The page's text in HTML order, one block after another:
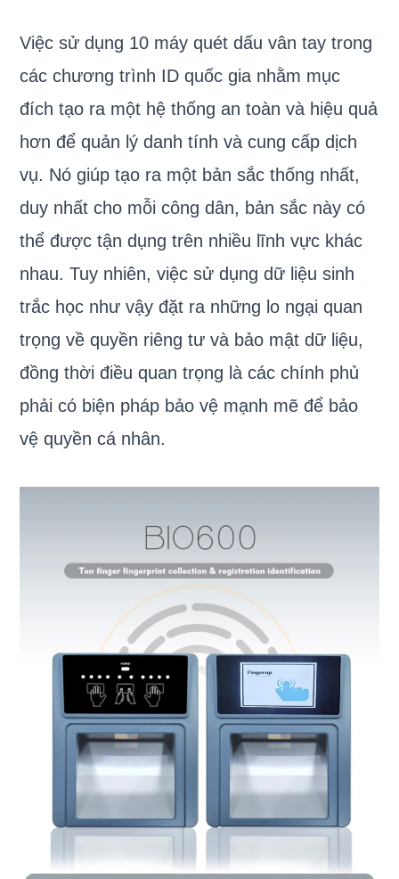
Việc sử dụng 10 máy quét dấu vân tay trong
các chương trình ID quốc gia nhằm mục
đích tạo ra một hệ thống an toàn và hiệu quả
hơn để quản lý danh tính và cung cấp dịch
vụ. Nó giúp tạo ra một bản sắc thống nhất,
duy nhất cho mỗi công dân, bản sắc này có
thể được tận dụng trên nhiều lĩnh vực khác
nhau. Tuy nhiên, việc sử dụng dữ liệu sinh
trắc học như vậy đặt ra những lo ngại quan
trọng về quyền riêng tư và bảo mật dữ liệu,
đồng thời điều quan trọng là các chính phủ
phải có biện pháp bảo vệ mạnh mẽ để bảo
vệ quyền cá nhân.